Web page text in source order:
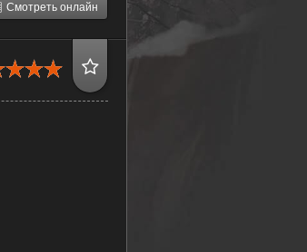
Смотреть онлайн